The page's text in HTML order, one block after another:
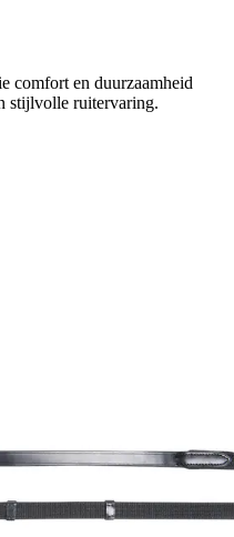
comfort en duurzaamheid
stijlvolle ruitervaring.